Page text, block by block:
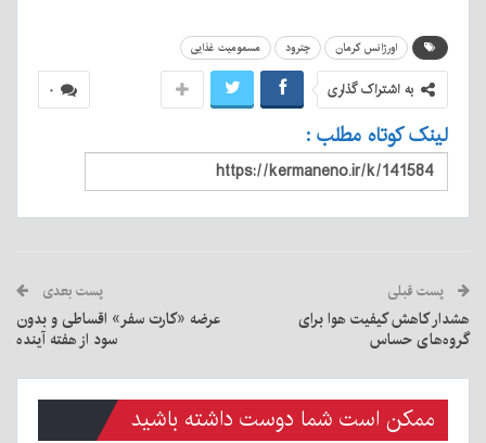
اورژانس کرمان چترود مسمومیت غذایی
۰ به اشتراک گذاری
لینک کوتاه مطلب :
پست قبلی
هشدار کاهش کیفیت هوا برای
گروه‌های حساس
پست بعدی
عرضه «کارت سفر» اقساطی و بدون
سود از هفته آینده
ممکن است شما دوست داشته باشید